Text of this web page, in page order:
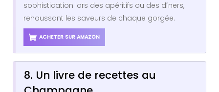
sophistication lors des apéritifs ou des dîners,
rehaussant les saveurs de chaque gorgée.
ACHETER SUR AMAZON
8. Un livre de recettes au